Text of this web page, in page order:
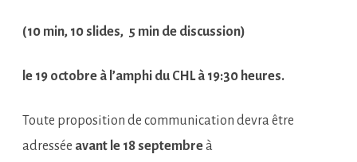
(10 min, 10 slides, 5 min de discussion)
le 19 octobre à l’amphi du CHL à 19:30 heures.
Toute proposition de communication devra être
adressée avant le 18 septembreà